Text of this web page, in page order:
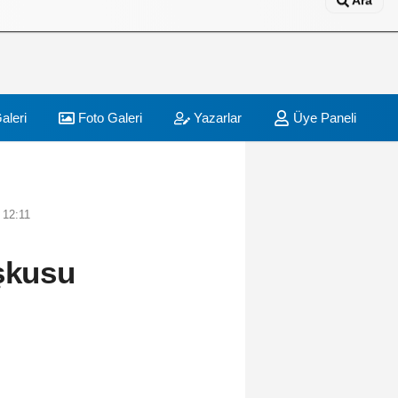
Foto Galeri Yazarlar Üye Paneli